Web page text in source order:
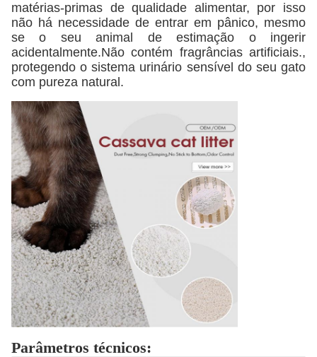
matérias-primas de qualidade alimentar, por isso
não há necessidade de entrar em pânico, mesmo
se o seu animal de estimação o ingerir
acidentalmente.Não contém fragrâncias artificiais.,
protegendo o sistema urinário sensível do seu gato
com pureza natural.
Parâmetros técnicos: